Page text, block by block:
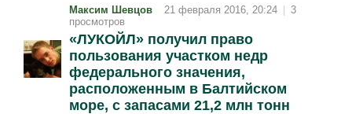
Максим Шевцов 21 февраля 2016, 20:24
3
просмотров
«ЛУКОЙЛ» получил право
пользования участком недр
федерального значения,
расположенным в Балтийском
море, с запасами 21,2 млн тонн